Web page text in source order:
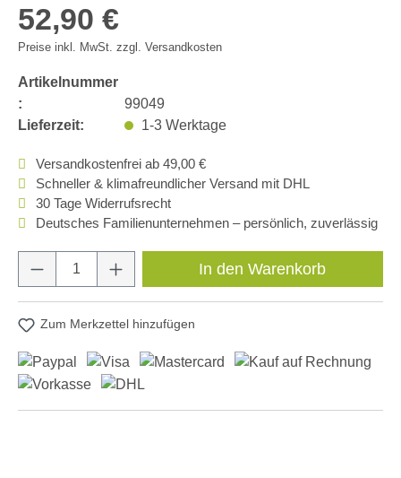
52,90 €
Preise inkl. MwSt. zzgl. Versandkosten
Artikelnummer
:
99049
Lieferzeit:
1-3 Werktage
Versandkostenfrei ab 49,00 €
Schneller & klimafreundlicher Versand mit DHL
30 Tage Widerrufsrecht
Deutsches Familienunternehmen – persönlich, zuverlässig
Produkt Anzahl: Gib den gewünschten
In den Warenkorb
Zum Merkzettel hinzufügen